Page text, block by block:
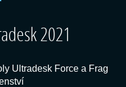
2021
Ultradesk Force a Frag